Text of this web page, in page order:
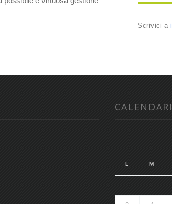
Scrivici a
L M